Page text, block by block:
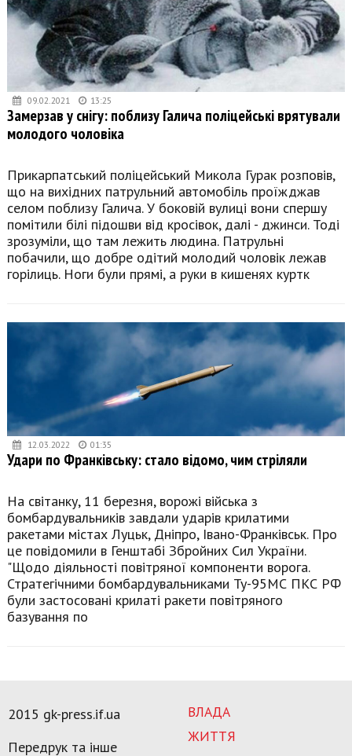
09.02.2021 13:25
Замерзав у снігу: поблизу Галича поліцейські врятували
молодого чоловіка
Прикарпатський поліцейський Микола Гурак розповів,
що на вихідних патрульний автомобіль проїжджав
селом поблизу Галича. У боковій вулиці вони спершу
помітили білі підошви від кросівок, далі - джинси. Тоді
зрозуміли, що там лежить людина. Патрульні
побачили, що добре одітий молодий чоловік лежав
горілиць. Ноги були прямі, а руки в кишенях куртк
12.03.2022 01:35
Удари по Франківську: стало відомо, чим стріляли
На світанку, 11 березня, ворожі війська з
бомбардувальників завдали ударів крилатими
ракетами містах Луцьк, Дніпро, Івано-Франківськ. Про
це повідомили в Генштабі Збройних Сил України.
"Щодо діяльності повітряної компоненти ворога.
Стратегічними бомбардувальниками Ту-95МС ПКС РФ
були застосовані крилаті ракети повітряного
базування по
ВЛАДА
ЖИТТЯ
2015 gk-press.if.ua
Передрук та інше